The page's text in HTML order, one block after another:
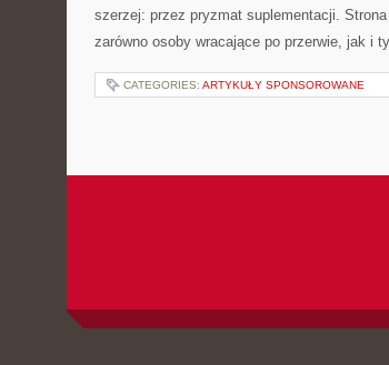
szerzej: przez pryzmat suplementacji.
zarówno osoby wracające po przerwie, jak i
CATEGORIES: ARTYKUŁY SPONSOROWANE